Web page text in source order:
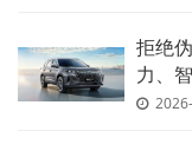
拒绝
力、